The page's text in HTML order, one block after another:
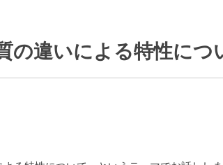
の違いによる特性につ